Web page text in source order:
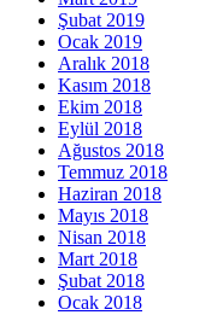
Şubat 2019
Ocak 2019
Aralık 2018
Kasım 2018
Ekim 2018
Eylül 2018
Ağustos 2018
Temmuz 2018
Haziran 2018
Mayıs 2018
Nisan 2018
Mart 2018
Şubat 2018
Ocak 2018